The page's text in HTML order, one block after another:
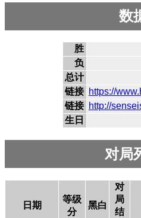
数
胜
负
总计
链接 https://
链接 http://
生日
对局
日期
等级
分
黑白
对
局
结